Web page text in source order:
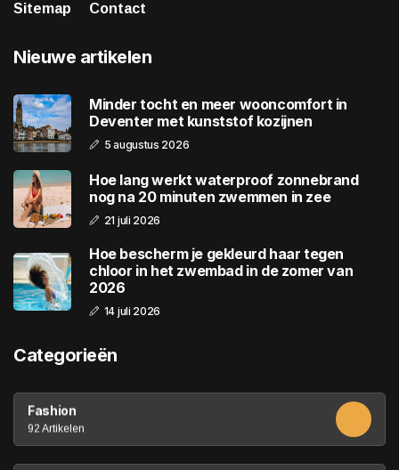
Sitemap
Contact
Nieuwe artikelen
Minder tocht en meer wooncomfort in
Deventer met kunststof kozijnen
5 augustus 2026
Hoe lang werkt waterproof zonnebrand
nog na 20 minuten zwemmen in zee
21 juli 2026
Hoe bescherm je gekleurd haar tegen
chloor in het zwembad in de zomer van
2026
14 juli 2026
Categorieën
Fashion
92 Artikelen